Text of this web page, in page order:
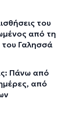
του
από τη
του Γαλησσά
Πάνω από
από